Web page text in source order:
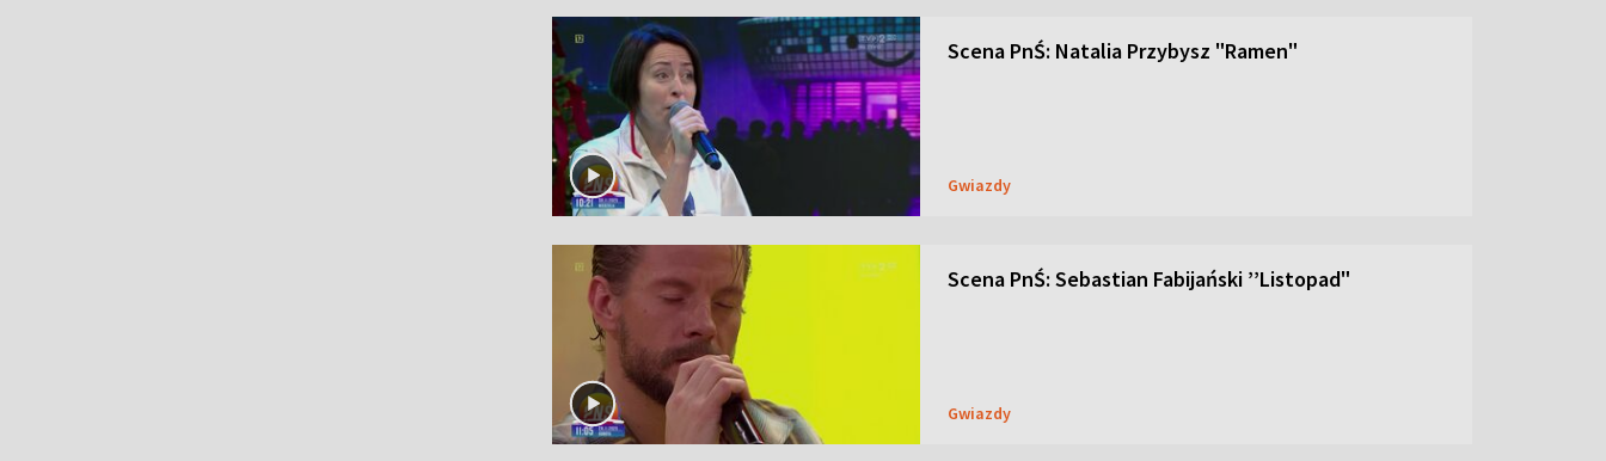
Scena PnŚ: Natalia Przybysz "Ramen"
Gwiazdy
Scena PnŚ: Sebastian Fabijański ’’Listopad"
Gwiazdy